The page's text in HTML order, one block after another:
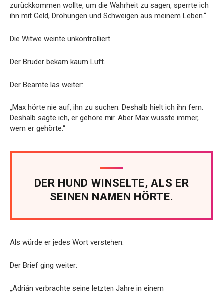
zurückkommen wollte, um die Wahrheit zu sagen, sperrte ich
ihn mit Geld, Drohungen und Schweigen aus meinem Leben.“
Die Witwe weinte unkontrolliert.
Der Bruder bekam kaum Luft.
Der Beamte las weiter:
„Max hörte nie auf, ihn zu suchen. Deshalb hielt ich ihn fern.
Deshalb sagte ich, er gehöre mir. Aber Max wusste immer,
wem er gehörte.“
DER HUND WINSELTE, ALS ER
SEINEN NAMEN HÖRTE.
Als würde er jedes Wort verstehen.
Der Brief ging weiter:
„Adrián verbrachte seine letzten Jahre in einem